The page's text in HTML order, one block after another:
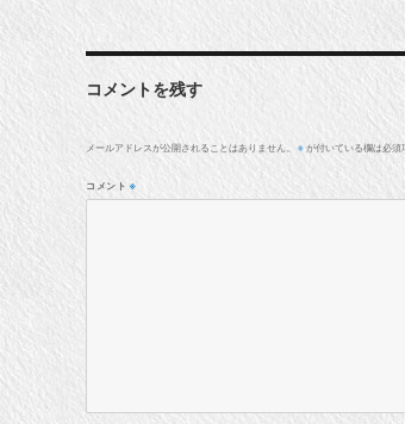
コメントを残す
メールアドレスが公開されることはありません。 ※ が付いている欄は必須
コメント※